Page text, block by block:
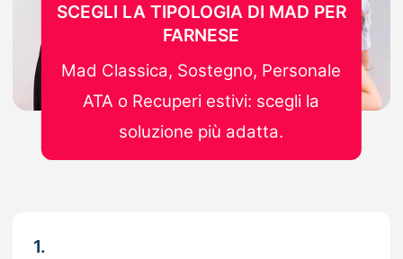
1.
SCEGLI LA TIPOLOGIA DI MAD PER
FARNESE
Mad Classica, Sostegno, Personale
ATA o Recuperi estivi: scegli la
soluzione più adatta.